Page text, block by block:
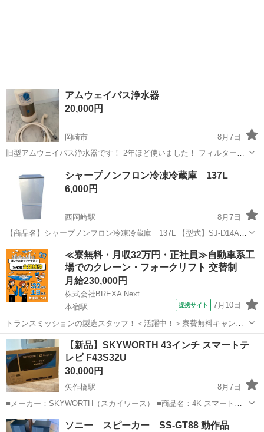
アムウェイバス浄水器
20,000円
岡崎市
8月7日
旧型アムウェイバス浄水器です！ 2年ほど使いました！ フィルターは
入ってないです！ 使用していたためノークレームノーリターンで お願
いします。
美容家電
シャープノンフロン冷凍冷蔵庫 137L
6,000円
西岡崎駅
8月7日
【商品名】シャープノンフロン冷凍冷蔵庫 137L 【型式】SJ-D14A-S
【年式】2015年 【状態】使用に伴う小傷、スレなどござますがまだま
だお使いになれるお品物です。 ※本日引き取りに来れる方優先いたし
ます。 【取...
愛知 岡崎市 西岡崎駅 キッチン家電 フロン
≪寮無料・月収32万円・正社員≫自動車系工
場でのクレーン・フォークリフト 交替制
月給230,000円
株式会社BREXA Next
本宿駅
提携サイト 7月10日
トランスミッションの製造スタッフ！＜活躍中！＞寮費無料キャンペ
ーン実施中★稼げる2交替勤務！安定の日給月給制！昇給＆業績賞与あ
り！月収例31万円以上可！年間休日167日！《愛知県岡崎市》 人気の
工場のお仕事 ◇トランスミッ...
愛知 岡崎市 本宿駅
【新品】SKYWORTH 43インチ スマートテ
レビ F43S32U
30,000円
矢作橋駅
8月7日
■メーカー：SKYWORTH（スカイワース） ■商品名：4K スマートテ
レビ ■型番：F43S32U （R25TR02A） ■画面サイズ：43V型 ■解像
度：4K（3840×2160） ■OS：Google TV...
愛知 岡崎市 テレビ スマートテレビ
ソニー スピーカー SS-GT88 動作品